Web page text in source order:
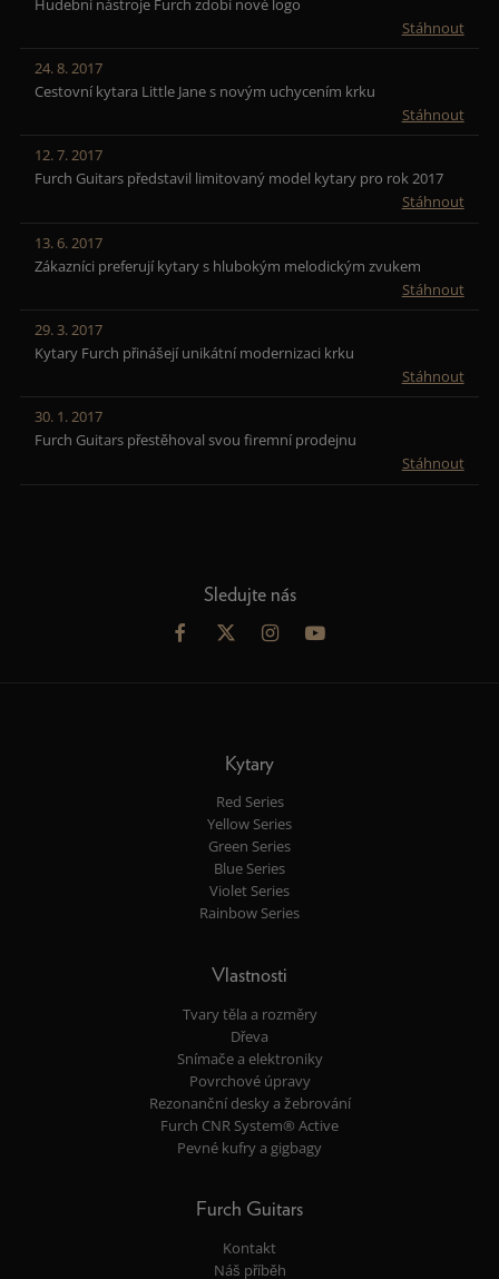
Hudební nástroje Furch zdobí nové logo
Stáhnout
24. 8. 2017
Cestovní kytara Little Jane s novým uchycením krku
Stáhnout
12. 7. 2017
Furch Guitars představil limitovaný model kytary pro rok 2017
Stáhnout
13. 6. 2017
Zákazníci preferují kytary s hlubokým melodickým zvukem
Stáhnout
29. 3. 2017
Kytary Furch přinášejí unikátní modernizaci krku
Stáhnout
30. 1. 2017
Furch Guitars přestěhoval svou firemní prodejnu
Stáhnout
Sledujte nás
Kytary
Red Series
Yellow Series
Green Series
Blue Series
Violet Series
Rainbow Series
Vlastnosti
Tvary těla a rozměry
Dřeva
Snímače a elektroniky
Povrchové úpravy
Rezonanční desky a žebrování
Furch CNR System® Active
Pevné kufry a gigbagy
Furch Guitars
Kontakt
Náš příběh